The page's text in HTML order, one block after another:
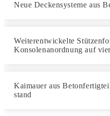
Neue Deckensysteme aus
Weiterentwickelte
Konsolenanordnung auf
Kaimauer aus
stand